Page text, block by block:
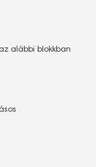
alábbi blokkban